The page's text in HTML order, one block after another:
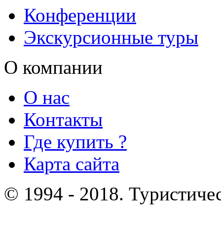
Конференции
Экскурсионные туры
О компании
О нас
Контакты
Где купить ?
Карта сайта
© 1994 - 2018.